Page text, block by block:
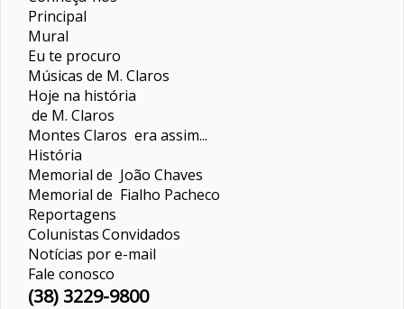
Principal
Mural
Eu te procuro
Músicas de M. Claros
Hoje na história
de M. Claros
Montes Claros era assim...
História
Memorial de João Chaves
Memorial de Fialho Pacheco
Reportagens
ColunistasConvidados
Notícias por e-mail
Fale conosco
(38) 3229-9800